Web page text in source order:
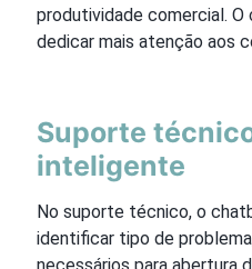
produtividade comercial. O
dedicar mais atenção aos
Suporte
inteligente
No suporte técnico, o
identificar tipo de
necessários para abertura